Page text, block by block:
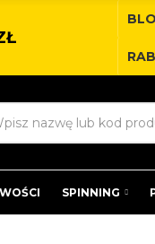
SPINNING